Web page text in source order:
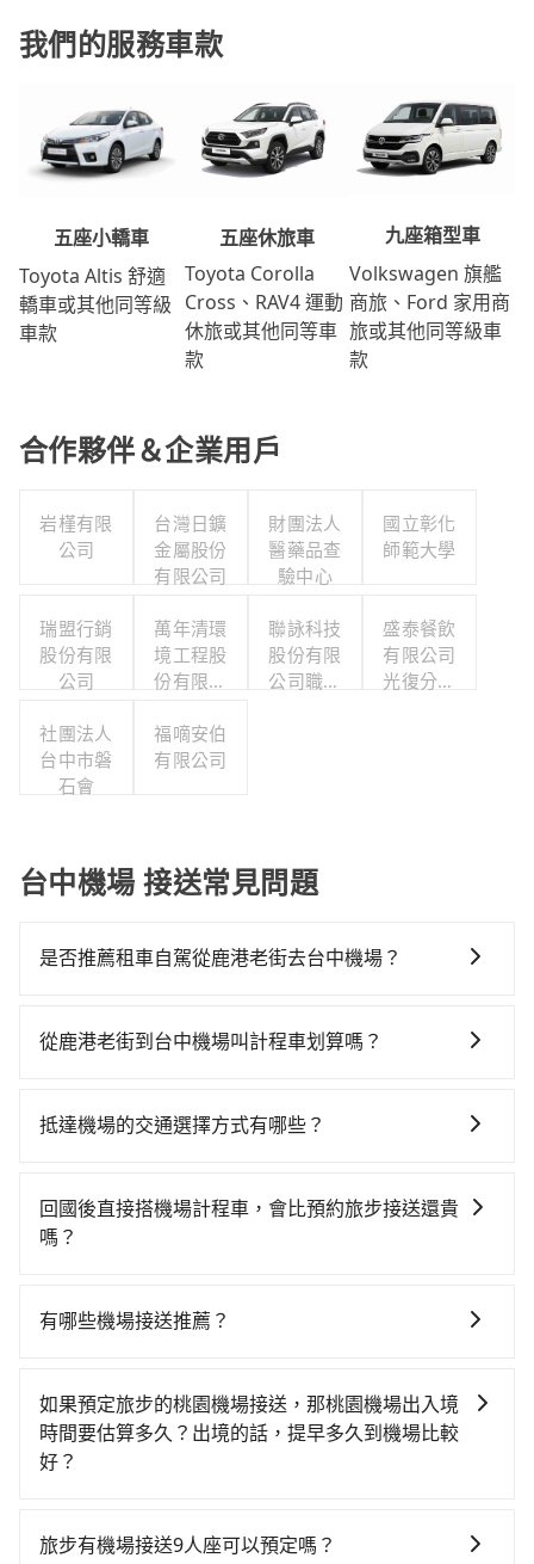
我們的服務車款
五座小轎車
Toyota Altis 舒適
轎車或其他同等級
車款
五座休旅車
Toyota Corolla
Cross、RAV4 運動
休旅或其他同等車
款
九座箱型車
Volkswagen 旗艦
商旅、Ford 家用商
旅或其他同等級車
款
合作夥伴＆企業用戶
岩槿有限
公司
台灣日鑛
金屬股份
有限公司
財團法人
醫藥品查
驗中心
國立彰化
師範大學
瑞盟行銷
股份有限
公司
萬年清環
境工程股
份有限公
聯詠科技
股份有限
公司職工
盛泰餐飲
有限公司
光復分公
社團法人
台中市磐
石會
福嘀安伯
有限公司
台中機場 接送常見問題
是否推薦租車自駕從鹿港老街去台中機場？
路邊多天不用車，停車費與租車費用都是不小開支。
從鹿港老街到台中機場叫計程車划算嗎？
灣大車隊、Uber和Yoxi，如果在路邊攔不到車，也可考
850~1,000元間。不過彰化縣僅有合法計程車約1,640
輛，計程車密度為雙北的3.7%，也就是說要臨時叫到小
最好先上網預約，以免當場被坑受騙。雖然鹿港老街到
專車服務可再更便宜。
抵達機場的交通選擇方式有哪些？
舉一些常見的選擇： 1. 捷運：如果機場附近有捷運或輕
軌系統，這是一種快捷和經濟實惠的交通方式。 2. 公車/
選擇，但對於携帶大量行李或急需前往機場的乘客來
道價格，避免爭議。 4. 預約機場接送：可以提前預訂服
務，安排接送。價格會因路線而有所不同。 5. 高鐵：搭
乘高鐵是最快速的選擇，但並非每個縣市都有高鐵站，
發的縣市而有所不同。 總體而言，到機場的最佳交通方
回國後直接搭機場計程車，會比預約旅步接送還貴
嗎？
乘機場計程車可能比預約旅步接送更貴，特別是在旅遊
移或停留，搭乘機場計程車的費用可能會更高。因此，
預約旅步接送可能是一個更經濟實惠的選擇。
有哪些機場接送推薦？
推薦的首選。旅步提供多種車型選擇、透明的價格以及
優質的客服服務。還同步提供共乘服務，讓客戶有更經
濟實惠的選擇，旅步的服務，更適合滿足不同需求的旅
如果預定旅步的桃園機場接送，那桃園機場出入境
時間要估算多久？出境的話，提早多久到機場比較
好？
班入境，約需1-1.5小時通關。
旅步有機場接送9人座可以預定嗎？